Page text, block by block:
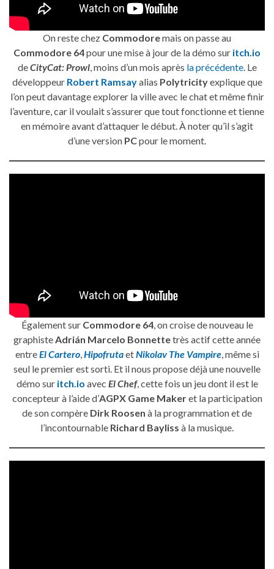
On reste chez Commodoremais on passe au
Commodore 64pour une mise à jour de la démo sur itch.io
deCityCat: Prowl, moins d’un mois après la précédente. Le
développeur Robert Ramsayalias Polytricityexplique que
l’on peut davantage explorer la ville avec le chat et même finir
l’aventure, car il voulait s’assurer que tout fonctionne et tienne
en mémoire avant d’attaquer le début. À noter qu’il s’agit
d’une version PCpour le moment.
Également sur Commodore 64, on croise de nouveau le
graphiste Adrián Marcelo Bonnettetrès actif cette année
entreEl Cartero, HipofrutaetNikolav The Vampire, même si
seul le premier est sorti. Et il nous propose déjà une nouvelle
démo sur itch.io avec El Chef, cette fois un jeu dont il est le
concepteur à l’aide d’AGPX Game Makeret la participation
de son compère Dirk Roosen à la programmation et de
l’incontournable Richard Bayliss à la musique.